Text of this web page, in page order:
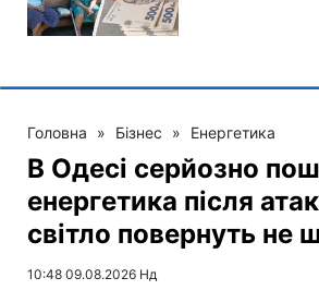
Головна » Бізнес » Енергетика
В Одесі серйозно
енергетика після
світло повернуть не
10:48 09.08.2026 Нд